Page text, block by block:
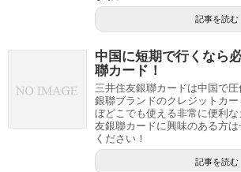
記事を読む
中国に短期で行くなら
聯カード！
三井住友銀聯カードは中国で
銀聯ブランドのクレジットカ
ぼどこでも使える非常に便利
友銀聯カードに興味のある方
ください！
記事を読む